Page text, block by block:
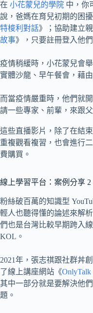
在 小花蒙兒的學院 中，你
說，爸媽在育兒初期的困
特梭利對話》；協助建立
故事》，只要註冊登入他
疫情稍緩時，小花蒙兒會
實體沙龍、早午餐會，藉
而當疫情嚴重時，他們就
請一些專家、前輩，來跟
這些直播影片，除了在結
重複觀看複習，也會進行
費購買。
線上學習平台：案例分享 2
粉絲破百萬的知識型
輕人也聽得懂的論述來解
們也是台灣比較早期跨入
KOL。
2021年，張志祺跟社群丼
了線上講座網站《
其中一部分就是要解決他
題。